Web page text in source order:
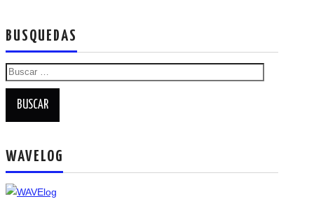
RADIOAFICIONADOS EN MEXICO
PROMOCIÓN DE LA RADIO AFICIÓN
SALÓN DE LA FAMA DEL CRECJ
SOLICITUD DE INGRESO
BUSQUEDAS
WAVELOG